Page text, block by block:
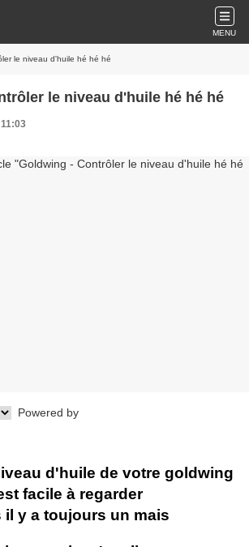
MENU
le niveau d'huile hé hé hé
le niveau d'huile hé hé hé
Powered by
d'huile de votre goldwing
facile à regarder
il y a toujours un mais